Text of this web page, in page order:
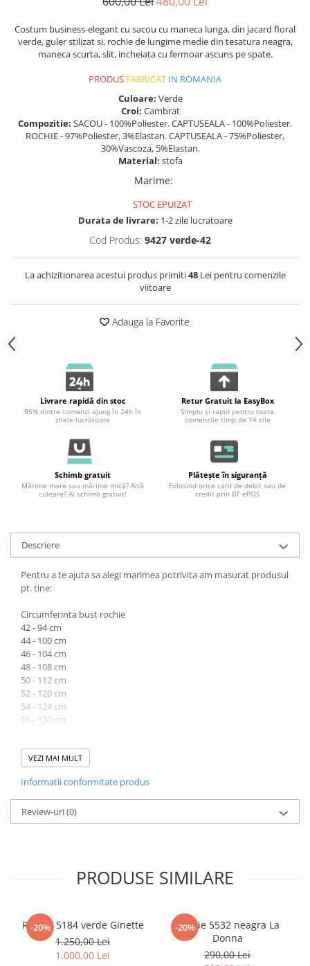
Costum business-elegant cu sacou cu maneca lunga, din jacard floral
verde, guler stilizat si, rochie de lungime medie din tesatura neagra,
maneca scurta, slit, incheiata cu fermoar ascuns pe spate.
PRODUS FABRICAT IN ROMANIA
Culoare: Verde
Croi: Cambrat
Compozitie: SACOU - 100%Poliester. CAPTUSEALA - 100%Poliester.
ROCHIE - 97%Poliester, 3%Elastan. CAPTUSEALA - 75%Poliester,
30%Vascoza, 5%Elastan.
Material: stofa
Marime:
STOC EPUIZAT
Durata de livrare: 1-2 zile lucratoare
Cod Produs: 9427 verde-42
La achizitionarea acestui produs primiti48Lei pentru comenzile
viitoare
Adauga la Favorite
Livrare rapidă din stoc
95% dintre comenzi ajung în 24h în
zilele lucrătoare
Retur Gratuit la EasyBox
Simplu și rapid pentru toate
comenzile timp de 14 zile
Schimb gratuit
Mărime mare sau mărime mică? Altă
culoare? Ai schimb gratuit!
Plătește în siguranță
Folosind orice card de debit sau de
credit prin BT ePOS
Descriere
Pentru a te ajuta sa alegi marimea potrivita am masurat produsul
pt. tine:
Circumferinta bust rochie
42 - 94 cm
44 - 100 cm
46 - 104 cm
48 - 108 cm
50 - 112 cm
52 - 120 cm
54 - 124 cm
56 - 130 cm
CIrcumferinta talie rochie
42 - 82 cm
46 - 90 cm
48 - 94 cm
50 - 102 cm
52 - 106 cm
Circumferinta sold rochie
46 - 108 cm
48 - 112 cm
50 - 116 cm
52 - 122 cm
VEZI MAI MULT
Informatii conformitate produs
Review-uri(0)
PRODUSE SIMILARE
-20%
Rochie 5184 verde Ginette
1.250,00 Lei
1.000,00 Lei
-20%
Rochie 5532 neagra La
Donna
290,00 Lei